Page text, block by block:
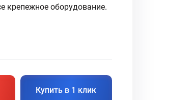
крепежное оборудование.
Купить в 1 клик